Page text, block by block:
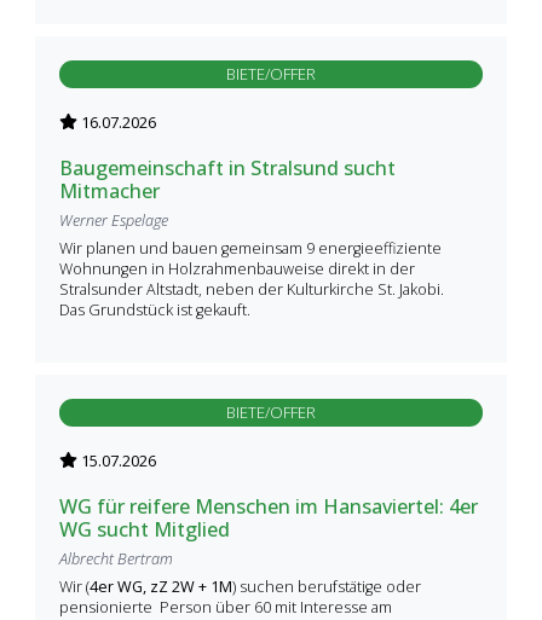
BIETE/OFFER
16.07.2026
Baugemeinschaft in Stralsund sucht
Mitmacher
Werner Espelage
Wir planen und bauen gemeinsam 9 energieeffiziente
Wohnungen in Holzrahmenbauweise direkt in der
Stralsunder Altstadt, neben der Kulturkirche St. Jakobi.
Das Grundstück ist gekauft.
BIETE/OFFER
15.07.2026
WG für reifere Menschen im Hansaviertel: 4er
WG sucht Mitglied
Albrecht Bertram
Wir (4er WG, zZ 2W + 1M) suchen berufstätige oder
pensionierte Person über 60 mit Interesse am